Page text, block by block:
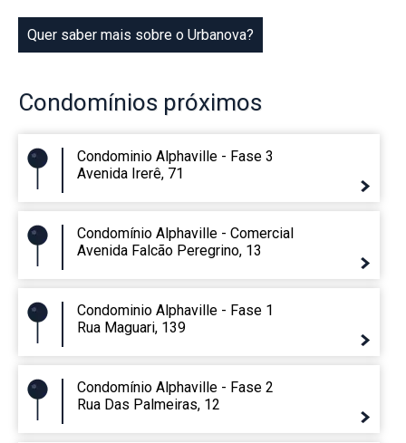
Quer saber mais sobre o Urbanova?
Condomínios próximos
Condominio Alphaville - Fase 3
Avenida Irerê, 71
Condomínio Alphaville - Comercial
Avenida Falcão Peregrino, 13
Condominio Alphaville - Fase 1
Rua Maguari, 139
Condomínio Alphaville - Fase 2
Rua Das Palmeiras, 12